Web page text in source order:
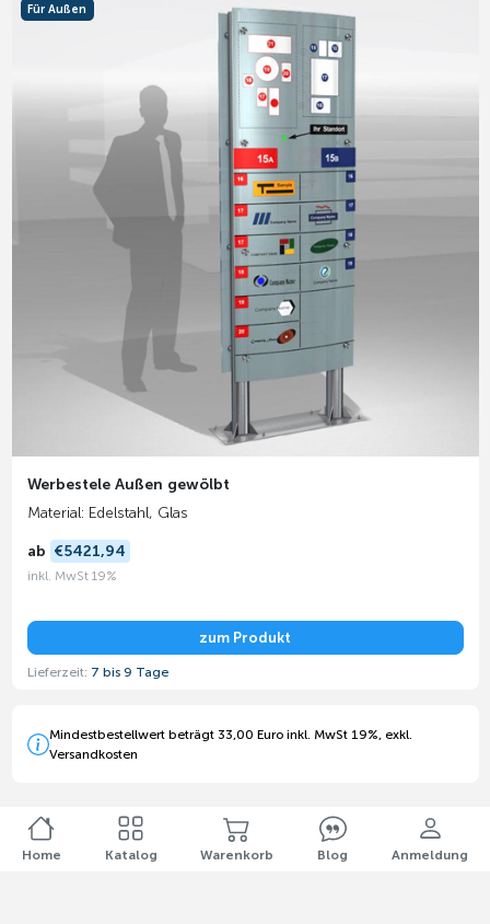
Werbestele Außen gewölbt
Material: Edelstahl, Glas
ab €5421,94
inkl. MwSt 19%
zum Produkt
Lieferzeit: 7 bis 9 Tage
Für Außen
Mindestbestellwert beträgt 33,00 Euro inkl. MwSt 19%, exkl.
Versandkosten
Home Katalog Warenkorb Blog Anmeldung